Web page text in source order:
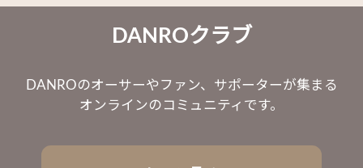
DANROクラブ
DANROのオーサーやファン、サポーターが集まる
オンラインのコミュニティです。